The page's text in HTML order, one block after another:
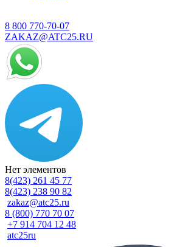
8 800 770-70-07
ZAKAZ@ATC25.RU
Нет элементов
8(423) 261 45 77
8(423) 238 90 82
zakaz@atc25.ru
8 (800) 770 70 07
+7 914 704 12 48
atc25ru